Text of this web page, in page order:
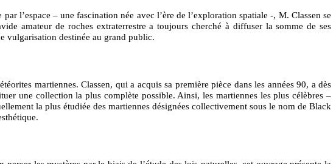
l’espace – une fascination née avec l’ère de l’exploration spatiale -, M. Classen se
amateur de roches extraterrestre a toujours cherché à diffuser la somme de ses
vulgarisation destinée au grand public.
martiennes. Classen, qui a acquis sa première pièce dans les années 90, a dès
une collection la plus complète possible. Ainsi, les martiennes les plus célèbres –
la plus étudiée des martiennes désignées collectivement sous le nom de Black